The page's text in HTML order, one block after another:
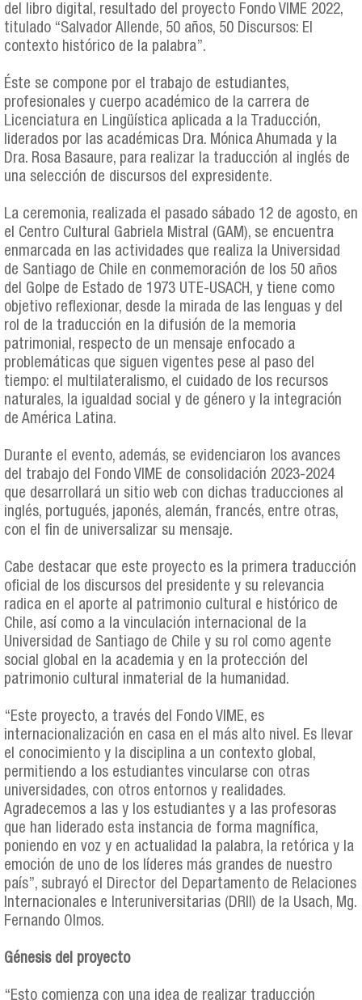
del libro digital, resultado del proyecto Fondo VIME 2022,
titulado “Salvador Allende, 50 años, 50 Discursos: El
contexto histórico de la palabra”.
Éste se compone por el trabajo de estudiantes,
profesionales y cuerpo académico de la carrera de
Licenciatura en Lingüística aplicada a la Traducción,
liderados por las académicas Dra. Mónica Ahumada y la
Dra. Rosa Basaure, para realizar la traducción al inglés de
una selección de discursos del expresidente.
La ceremonia, realizada el pasado sábado 12 de agosto, en
el Centro Cultural Gabriela Mistral (GAM), se encuentra
enmarcada en las actividades que realiza la Universidad
de Santiago de Chile en conmemoración de los 50 años
del Golpe de Estado de 1973 UTE-USACH, y tiene como
objetivo reflexionar, desde la mirada de las lenguas y del
rol de la traducción en la difusión de la memoria
patrimonial, respecto de un mensaje enfocado a
problemáticas que siguen vigentes pese al paso del
tiempo: el multilateralismo, el cuidado de los recursos
naturales, la igualdad social y de género y la integración
de América Latina.
Durante el evento, además, se evidenciaron los avances
del trabajo del Fondo VIME de consolidación 2023-2024
que desarrollará un sitio web con dichas traducciones al
inglés, portugués, japonés, alemán, francés, entre otras,
con el fin de universalizar su mensaje.
Cabe destacar que este proyecto es la primera traducción
oficial de los discursos del presidente y su relevancia
radica en el aporte al patrimonio cultural e histórico de
Chile, así como a la vinculación internacional de la
Universidad de Santiago de Chile y su rol como agente
social global en la academia y en la protección del
patrimonio cultural inmaterial de la humanidad.
“Este proyecto, a través del Fondo VIME, es
internacionalización en casa en el más alto nivel. Es llevar
el conocimiento y la disciplina a un contexto global,
permitiendo a los estudiantes vincularse con otras
universidades, con otros entornos y realidades.
Agradecemos a las y los estudiantes y a las profesoras
que han liderado esta instancia de forma magnífica,
poniendo en voz y en actualidad la palabra, la retórica y la
emoción de uno de los líderes más grandes de nuestro
país”, subrayó el Director del Departamento de Relaciones
Internacionales e Interuniversitarias (DRII) de la Usach, Mg.
Fernando Olmos.
Génesis del proyecto
“Esto comienza con una idea de realizar traducción